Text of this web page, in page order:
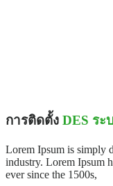
การติดตั้ง DES ระ
Lorem Ipsum is simply
industry. Lorem Ipsum
ever since the 1500s,